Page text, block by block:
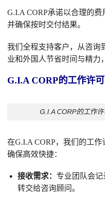
G.I.A CORP承诺以合理的费
并确保按时交付结果。
我们全程支持客户，从咨询
业和外国人节省时间与精力
G.I.A CORP的工作许
G.I.A CORP的工作
在G.I.A CORP，我们的工
确保高效快捷：
接收需求： 专业团队会
转交给咨询顾问。